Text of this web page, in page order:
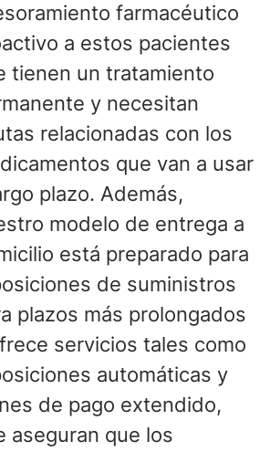
farmacéutico
a estos pacientes
tienen un tratamiento
y necesitan
relacionadas con los
que van a usar
plazo. Además,
modelo de entrega a
está preparado para
de suministros
plazos más prolongados
servicios tales como
automáticas y
de pago extendido,
aseguran que los